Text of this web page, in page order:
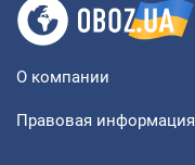
О компании
Правовая информация